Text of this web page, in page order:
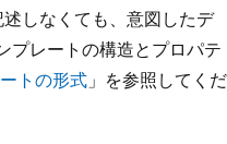
しなくても、意図したデ
プレートの構造とプロパテ
トの形式 」を参照してくだ